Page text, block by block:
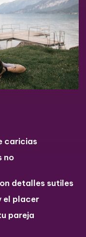
caricias
no
detalles sutiles
el placer
pareja